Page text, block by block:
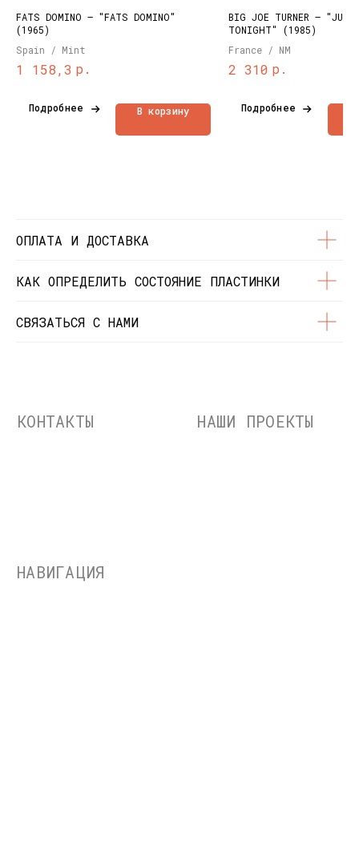
FATS DOMINO ‎– "FATS DOMINO"
(1965)
Spain / Mint
1 158,3 р.
Подробнее В корзину
BIG JOE TURNER –
TONIGHT" (1985)
France / NM
2 310 р.
Подробнее
ОПЛАТА И ДОСТАВКА
КАК ОПРЕДЕЛИТЬ СОСТОЯНИЕ ПЛАСТИНКИ
СВЯЗАТЬСЯ С НАМИ
НАВИГАЦИЯ
Каталог
Доставка и оплата
Контакты
Состояние пластинок
Разработка сайта